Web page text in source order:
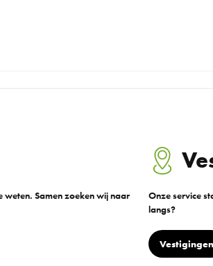
weten. Samen zoeken wij naar
Onze service
langs?
Vestigingen